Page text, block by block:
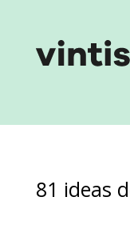
81 ideas